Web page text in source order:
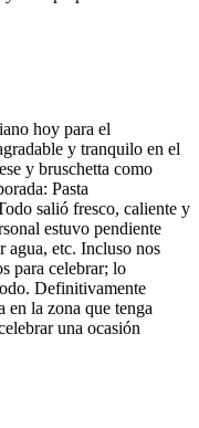
hoy para el
y tranquilo en el
y bruschetta como
Pasta
salió fresco, caliente y
estuvo pendiente
agua, etc. Incluso nos
para celebrar; lo
Definitivamente
en la zona que tenga
una ocasión